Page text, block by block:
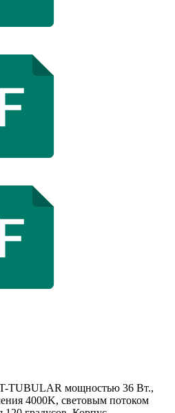
TUBULAR мощностью 36 Вт.,
4000K, световым потоком